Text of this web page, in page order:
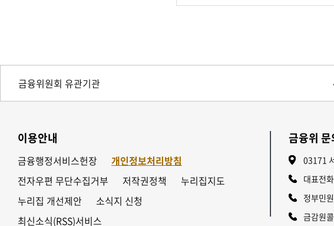
이용안내
금융행정서비스헌장
개인정보처리방침
전자우편 무단수집거부
저작권정책
누리집지도
누리집 개선제안
소식지 신청
최신소식(RSS)서비스
금융위 문
03171
대표전
정부민
금감원